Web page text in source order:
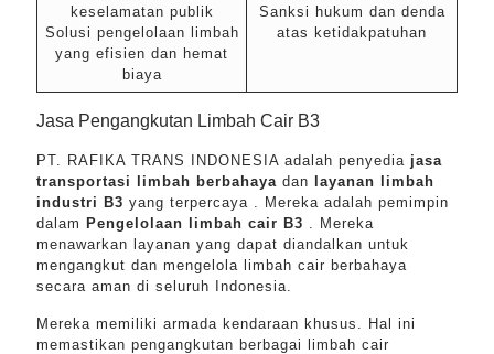
keselamatan publik
Solusi pengelolaan limbah
yang efisien dan hemat
biaya
Sanksi hukum dan denda
atas ketidakpatuhan
Jasa Pengangkutan Limbah Cair B3
PT. RAFIKA TRANS INDONESIA adalah penyedia jasa
transportasi limbah berbahaya dan
layanan limbah
industri B3 yang terpercaya . Mereka adalah pemimpin
dalam Pengelolaan limbah cair B3 . Mereka
menawarkan layanan yang dapat diandalkan untuk
mengangkut dan mengelola limbah cair berbahaya
secara aman di seluruh Indonesia.
Mereka memiliki armada kendaraan khusus. Hal ini
memastikan pengangkutan berbagai limbah cair